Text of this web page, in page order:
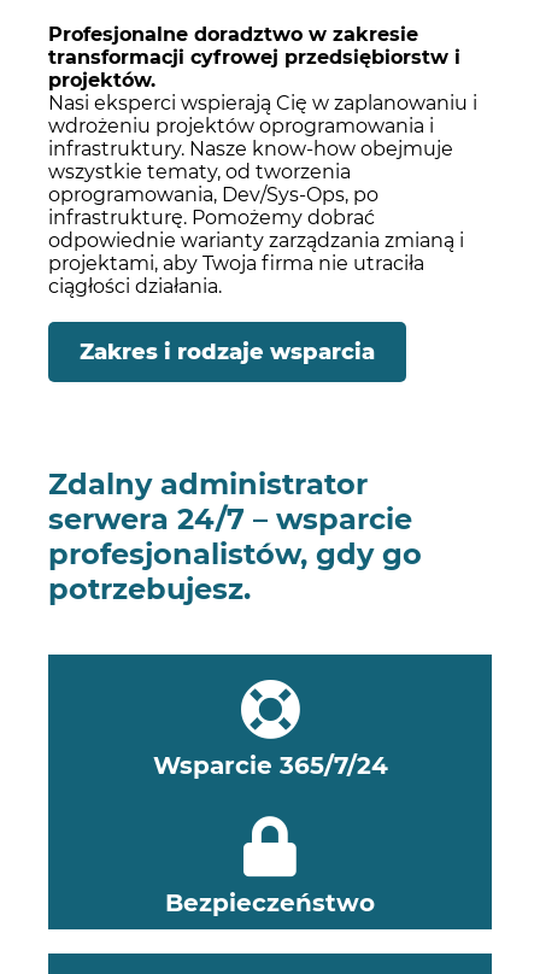
Profesjonalne doradztwo w zakresie
transformacji cyfrowej przedsiębiorstw i
projektów.
Nasi eksperci wspierają Cię w zaplanowaniu i
wdrożeniu projektów oprogramowania i
infrastruktury. Nasze know-how obejmuje
wszystkie tematy, od tworzenia
oprogramowania, Dev/Sys-Ops, po
infrastrukturę. Pomożemy dobrać
odpowiednie warianty zarządzania zmianą i
projektami, aby Twoja firma nie utraciła
ciągłości działania.
Zakres i rodzaje wsparcia
Zdalny administrator
serwera 24/7 – wsparcie
profesjonalistów, gdy go
potrzebujesz.
Wsparcie 365/7/24
Bezpieczeństwo